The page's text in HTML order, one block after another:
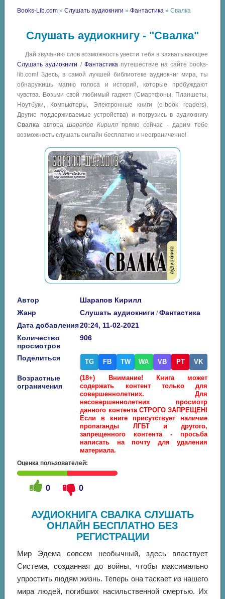
Books-Lib.com »Слушать аудиокниги »Фантастика » Свалка
Слушать аудиокнигу - "Свалка"
Дай звучанию слов возможность увести тебя в захватывающее
Слушать аудиокниги / Фантастикапутешествие на сайте books-
lib.com! Здесь, в самой лучшей библиотеке аудиокниг мира, ты
обнаружишь магию голоса и историй, которые пробуждают
чувства. Возьми свой любимый гаджет (Смартфоны, Планшеты,
Ноутбуки, Компьютеры, Электронные книги (e-book readers),
Другие поддерживаемые устройства) и погрузись в аудиокнигу
Свалка автораШарапов Кириллпрямо сейчас - дарим тебе
возможность слушать онлайн бесплатно и неограниченно!
Автор
Шарапов Кирилл
Жанр
Слушать аудиокниги /Фантастика
Дата добавления20:24, 11-02-2021
Количество
просмотров
906
Поделиться TG FB TW WA VB PT VK
Возрастные
ограничения
(18+) Внимание! Книга может
содержать контент только для
совершеннолетних. Для
несовершеннолетних просмотр
данного контента СТРОГО ЗАПРЕЩЕН!
Если в книге присутствует наличие
пропаганды ЛГБТ и другого,
запрещенного контента - просьба
написать на почту для удаления
материала.
Оценка пользователей:
0 0
АУДИОКНИГА СВАЛКА СЛУШАТЬ
ОНЛАЙН БЕСПЛАТНО БЕЗ
РЕГИСТРАЦИИ
Мир Эдема совсем необычный, здесь властвует
Система, созданная до войны, чтобы максимально
упростить людям жизнь. Теперь она таскает из нашего
мира людей, погибших насильственной смертью. Их